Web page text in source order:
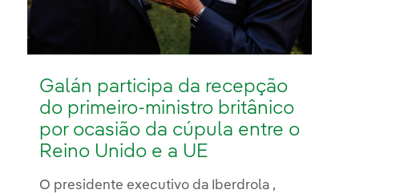
Galán participa da recepção
do primeiro-ministro britânico
por ocasião da cúpula entre o
Reino Unido e a UE
O presidente executivo da Iberdrola ,